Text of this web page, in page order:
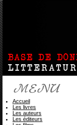
Accueil
Les livres
Les auteurs
Les éditeurs